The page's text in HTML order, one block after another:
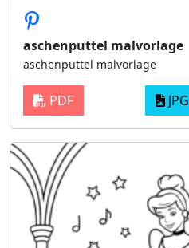
aschenputtel malvorlage
aschenputtel malvorlage
PDF JPG